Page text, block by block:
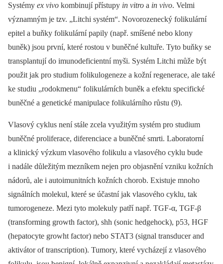
Systémy ex vivo kombinují přístupy in vitro a in vivo. Velmi
významným je tzv. „Litchi systém“. Novorozenecký folikulární
epitel a buňky folikulární papily (např. smíšené nebo klony
buněk) jsou první, které rostou v buněčné kultuře. Tyto buňky se
transplantují do imunodeficientní myši. Systém Litchi může být
použit jak pro studium folikulogeneze a kožní regenerace, ale také
ke studiu „rodokmenu“ folikulárních buněk a efektu specifické
buněčné a genetické manipulace folikulárního růstu (9).
Vlasový cyklus není stále zcela využitým systém pro studium
buněčné proliferace, diferenciace a buněčné smrti. Laboratorní
a klinický výzkum vlasového folikulu a vlasového cyklu bude
i nadále důležitým mezníkem nejen pro objasnění vzniku kožních
nádorů, ale i autoimunitních kožních chorob. Existuje mnoho
signálních molekul, které se účastní jak vlasového cyklu, tak
tumorogeneze. Mezi tyto molekuly patří např. TGF-α, TGF-β
(transforming growth factor), shh (sonic hedgehock), p53, HGF
(hepatocyte growht factor) nebo STAT3 (signal transducer and
aktivátor of transcription). Tumory, které vycházejí z vlasového